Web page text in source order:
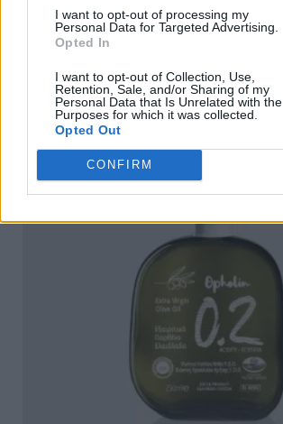
I want to opt-out of processing my
Personal Data for Targeted Advertising.
Opted In
I want to opt-out of Collection, Use,
Retention, Sale, and/or Sharing of my
Personal Data that Is Unrelated with the
Purposes for which it was collected.
Opted Out
CONFIRM
Ophellia 0,3% кислотности 200 мл
ПОДРОБНЕЕ